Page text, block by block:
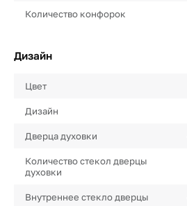
Количество конфорок
Дизайн
Цвет
Дизайн
Дверца духовки
Количество стекол дверцы
духовки
Внутреннее стекло дверцы